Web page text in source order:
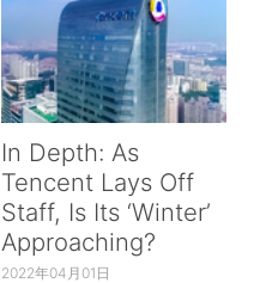
In Depth: As
Tencent Lays Off
Staff, Is Its ‘Winter’
Approaching?
2022年04月01日